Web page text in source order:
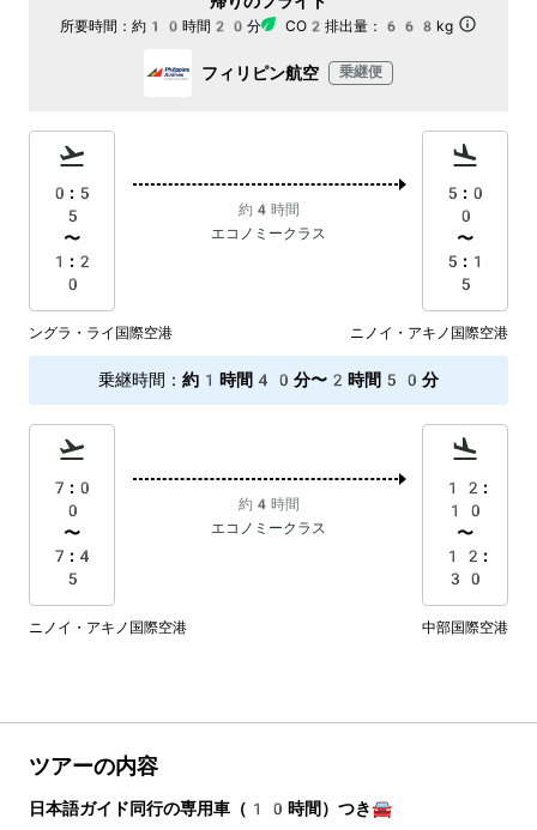
所要時間： 約10時間20分 CO2排出量： 668kg
フィリピン航空 乗継便
0:5
5
〜
1:2
0
約4時間
エコノミークラス
5:0
0
〜
5:1
5
ングラ・ライ国際空港 ニノイ・アキノ国際空港
乗継時間 ： 約1時間40分〜2時間50分
7:0
0
〜
7:4
5
約4時間
エコノミークラス
12:
10
〜
12:
30
ニノイ・アキノ国際空港 中部国際空港
ツアーの内容
日本語ガイド同行の専用車（10時間）つき🚘